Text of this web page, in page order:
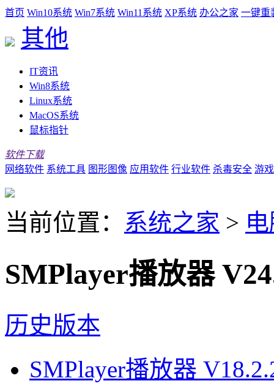
首页 Win10系统 Win7系统 Win11系统 XP系统 办公之家 一键重
其他
IT资讯
Win8系统
Linux系统
MacOS系统
鼠标指针
软件下载
网络软件 系统工具 图形图像 应用软件 行业软件 杀毒安全 游
当前位置： 系统之家 >
SMPlayer播放器
历史版本
SMPlayer播放器